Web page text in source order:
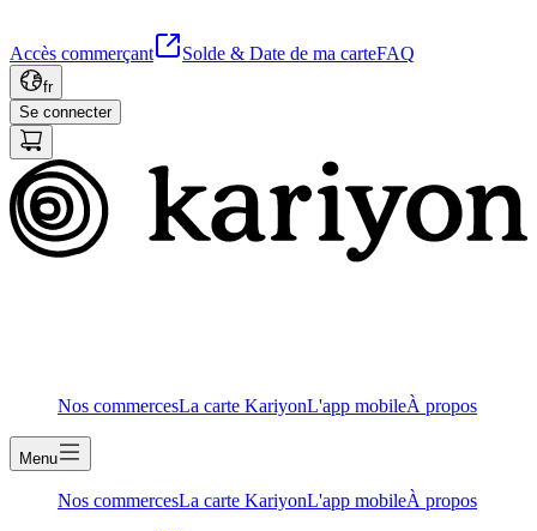
Accès commerçant Solde & Date de ma carteFAQ
fr
Se connecter
Nos commercesLa carte KariyonL'app mobileÀ propos
Menu
Nos commercesLa carte KariyonL'app mobileÀ propos